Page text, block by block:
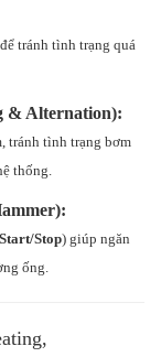
tránh tình trạng quá
& Alternation):
tránh tình trạng bơm
thống.
Stop) giúp ngăn
ống.